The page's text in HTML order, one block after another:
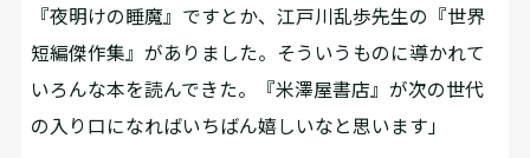
『夜明けの睡魔』ですとか、江戸川乱歩先生の『世界
短編傑作集』がありました。そういうものに導かれて
いろんな本を読んできた。『米澤屋書店』が次の世代
の入り口になればいちばん嬉しいなと思います」